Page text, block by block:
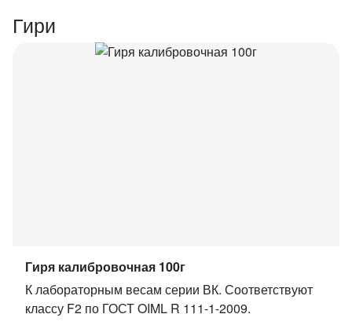
Гири
Гиря калибровочная 100г
К лабораторным весам серии ВК. Соответствуют
классу F2 по ГОСТ OIML R 111-1-2009.